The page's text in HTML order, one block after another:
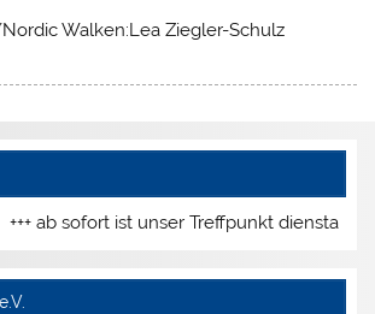
Walken:Lea Ziegler-Schulz
+++ ab sofort ist unser Treffpunkt dienstags